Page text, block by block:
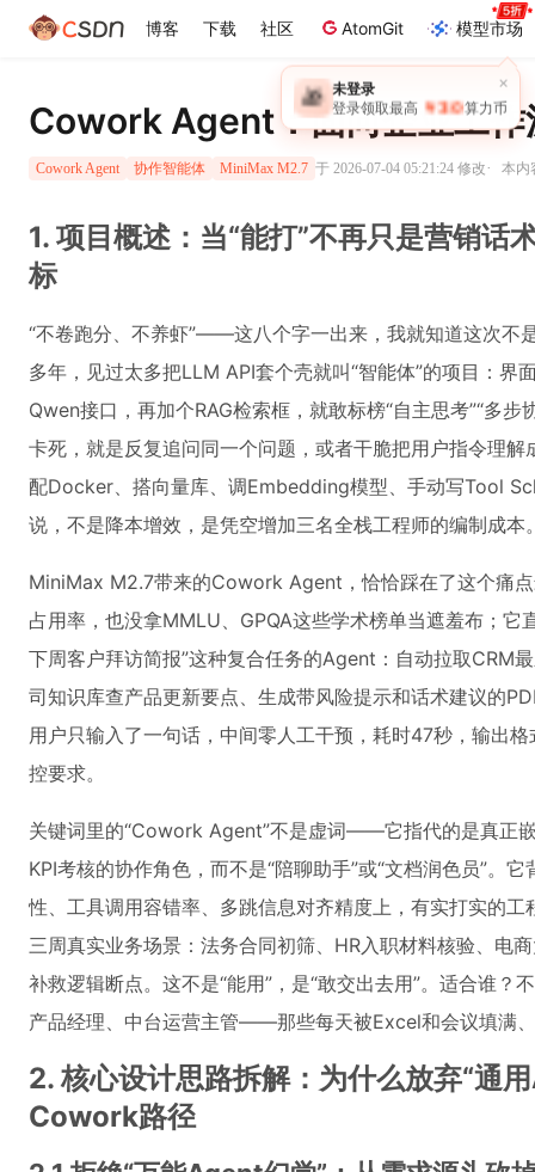
博客 下载 社区 AtomGit 模型市场
Cowork Agent：面向企业工作
Cowork Agent 协作智能体 MiniMax M2.7 于 2026-07-04 05:21:24 修改· 本内
1. 项目概述：当“能打”不再只是营销
标
“不卷跑分、不养虾”——这八个字一出来，我就知道这次不
多年，见过太多把LLM API套个壳就叫“智能体”的项目：界
Qwen接口，再加个RAG检索框，就敢标榜“自主思考”“多
卡死，就是反复追问同一个问题，或者干脆把用户指令理
配Docker、搭向量库、调Embedding模型、手动写Tool
说，不是降本增效，是凭空增加三名全栈工程师的编制成本
MiniMax M2.7带来的Cowork Agent，恰恰踩在了这个痛
占用率，也没拿MMLU、GPQA这些学术榜单当遮羞布；它
下周客户拜访简报”这种复合任务的Agent：自动拉取CRM
司知识库查产品更新要点、生成带风险提示和话术建议的
用户只输入了一句话，中间零人工干预，耗时47秒，输出
控要求。
关键词里的“Cowork Agent”不是虚词——它指代的是真正
KPI考核的协作角色，而不是“陪聊助手”或“文档润色员”。
性、工具调用容错率、多跳信息对齐精度上，有实打实的
三周真实业务场景：法务合同初筛、HR入职材料核验、电
补救逻辑断点。这不是“能用”，是“敢交出去用”。适合谁？
产品经理、中台运营主管——那些每天被Excel和会议填满
2. 核心设计思路拆解：为什么放弃“通
Cowork路径